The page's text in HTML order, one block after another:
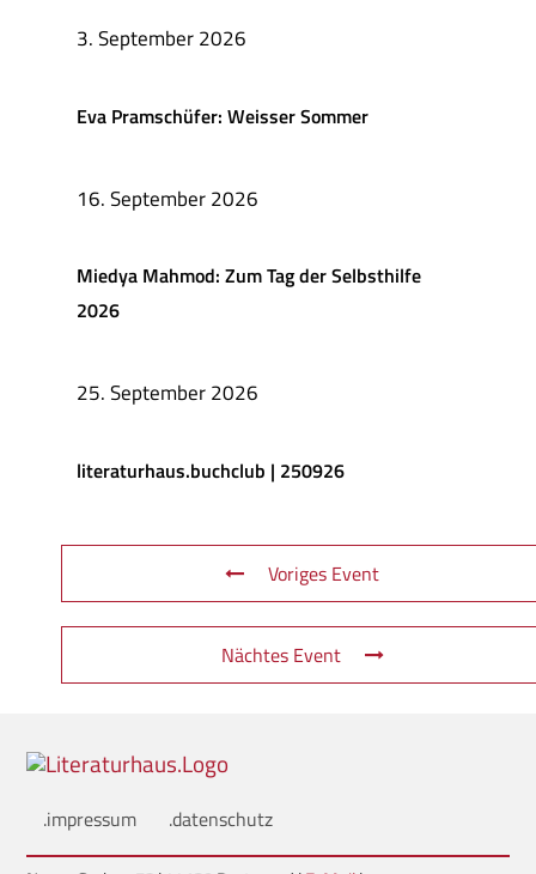
3. September 2026
Eva Pramschüfer: Weisser Sommer
16. September 2026
Miedya Mahmod: Zum Tag der Selbsthilfe
2026
25. September 2026
literaturhaus.buchclub | 250926
Voriges Event
Nächtes Event
.impressum .datenschutz